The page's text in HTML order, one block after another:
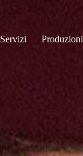
Servizi Produzioni